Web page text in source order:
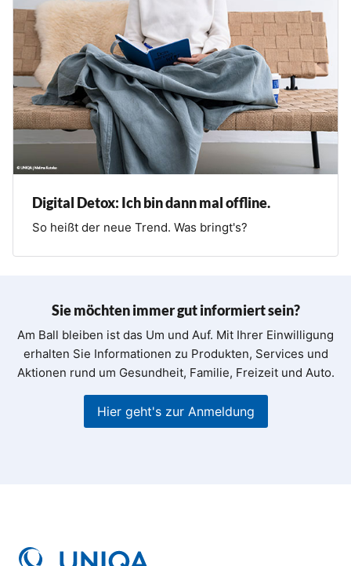
Digital Detox: Ich bin dann mal offline.
So heißt der neue Trend. Was bringt's?
Sie möchten immer gut informiert sein?
Am Ball bleiben ist das Um und Auf. Mit Ihrer Einwilligung
erhalten Sie Informationen zu Produkten, Services und
Aktionen rund um Gesundheit, Familie, Freizeit und Auto.
Hier geht's zur Anmeldung